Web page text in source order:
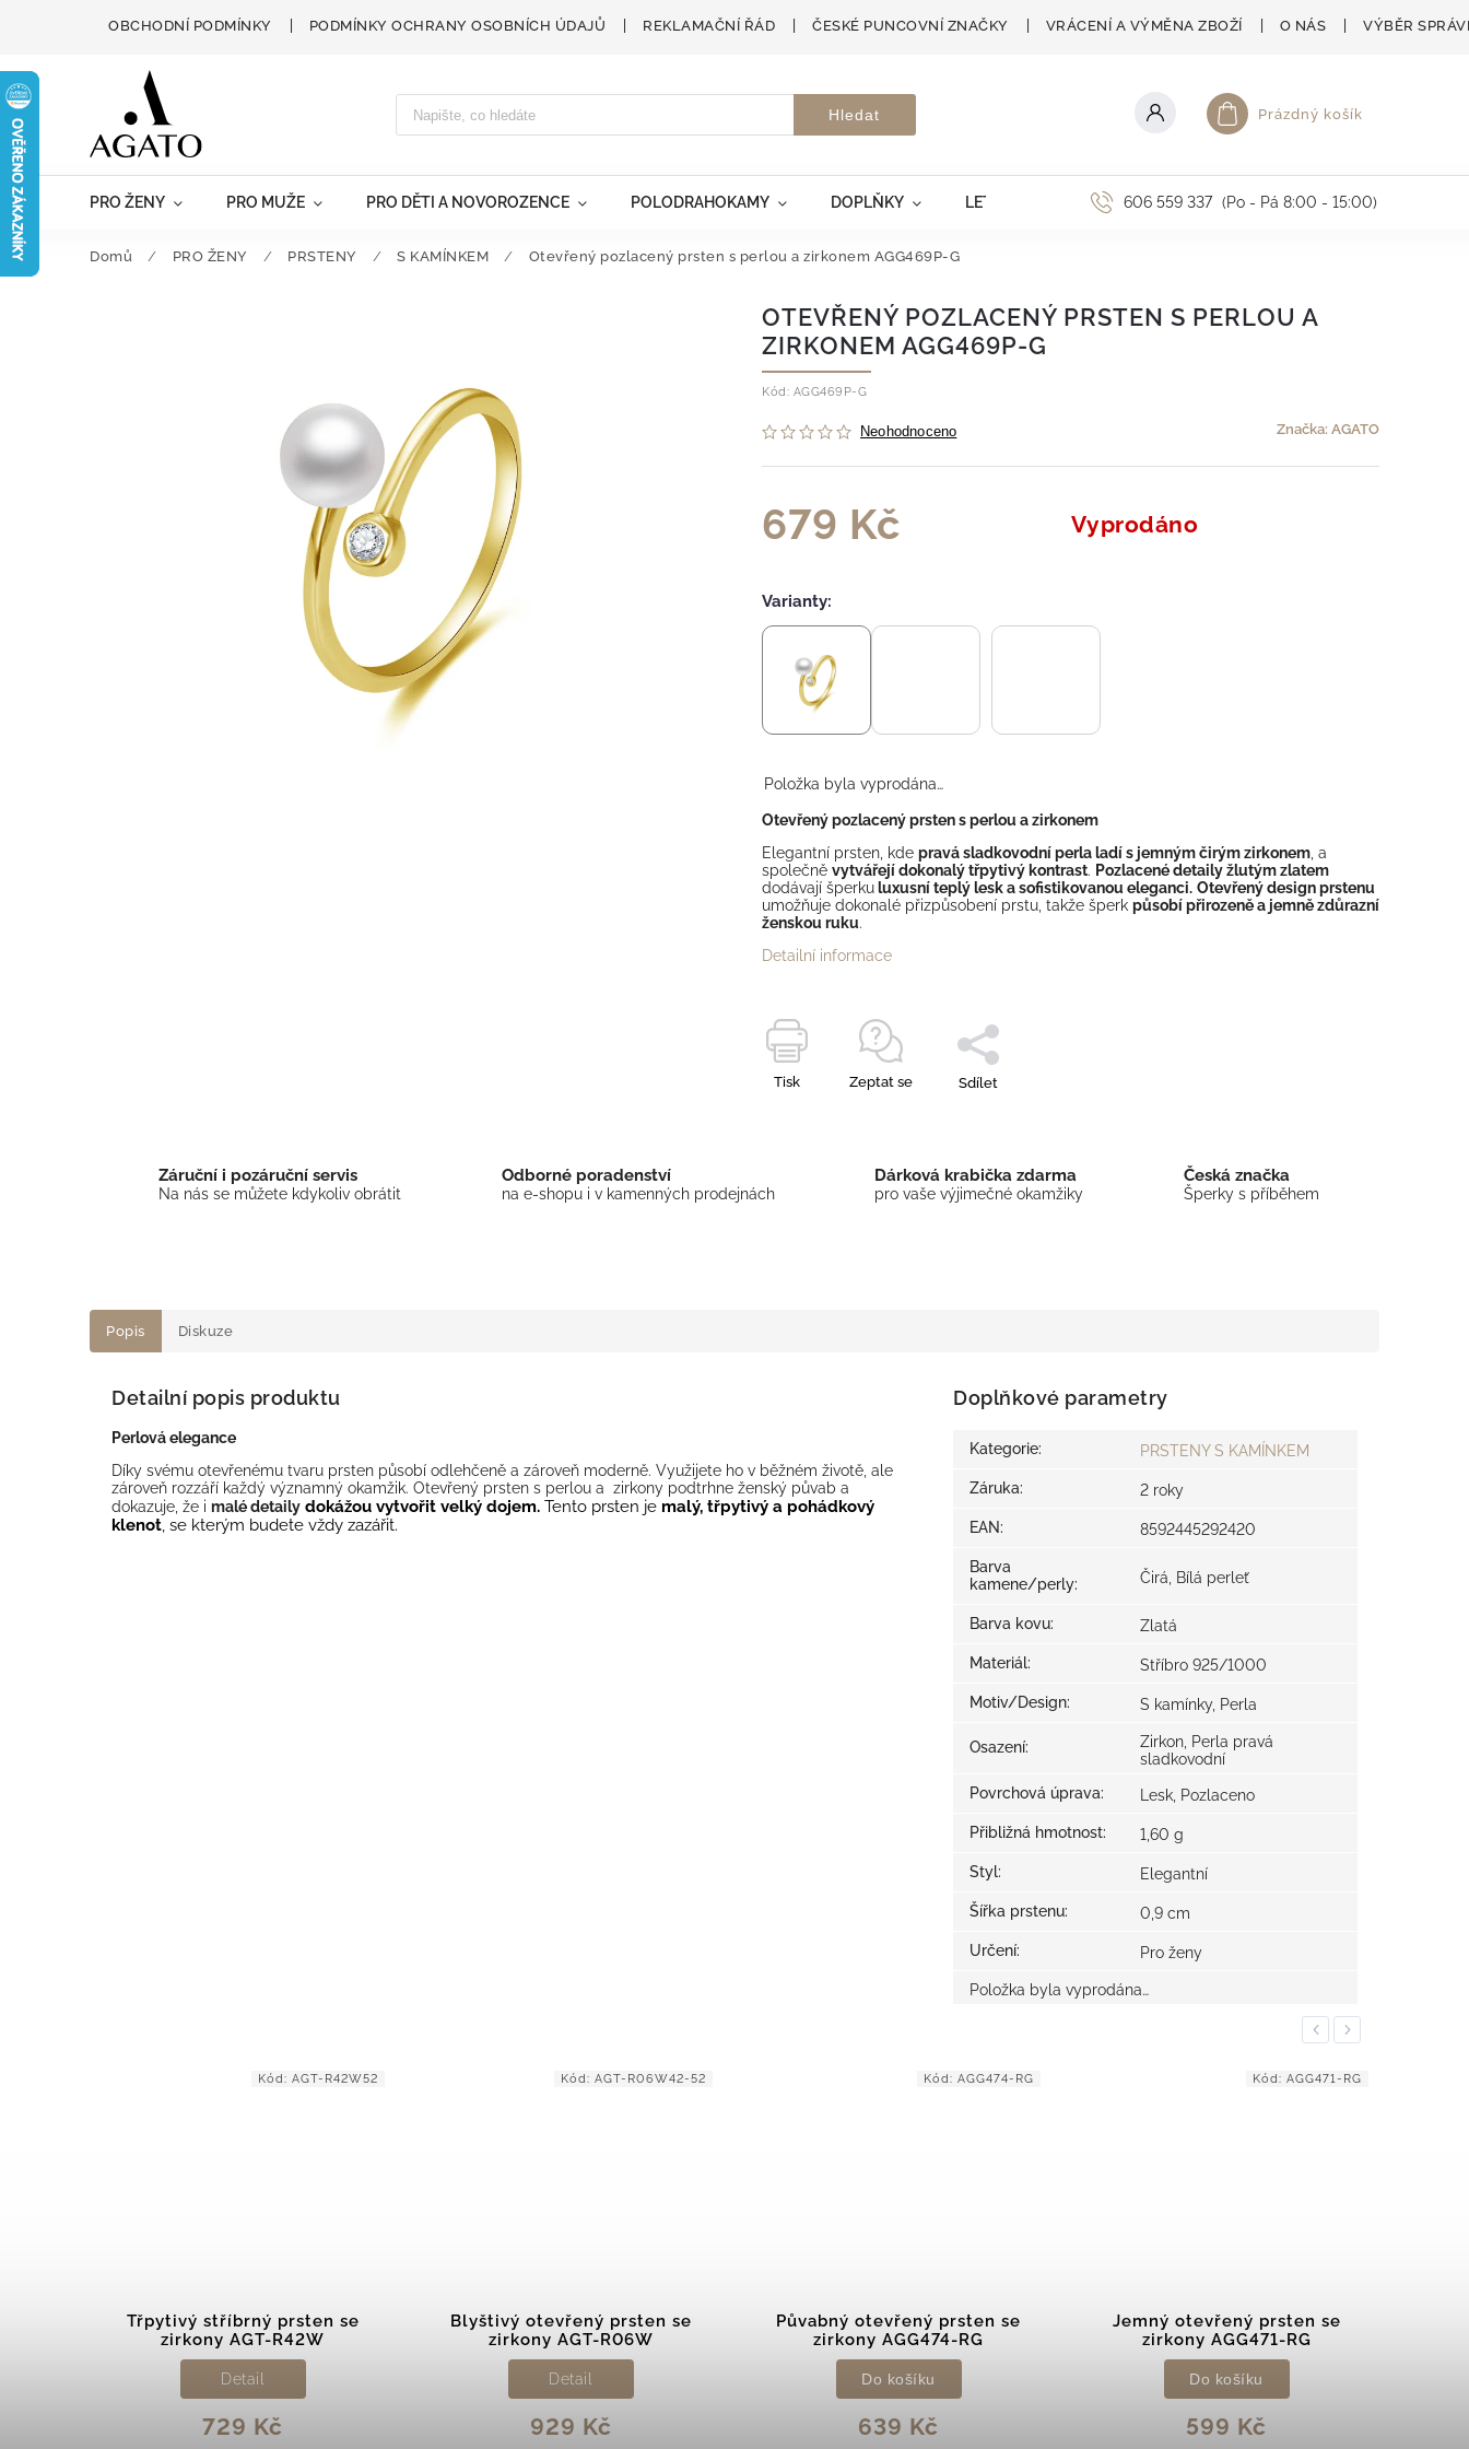
OBCHODNÍ PODMÍNKY PODMÍNKY OCHRANY OSOBNÍCH ÚDAJŮ REKLAMAČNÍ ŘÁD ČESKÉ PUNCOVNÍ ZNAČKY VRÁCENÍ A VÝMĚNA ZBOŽÍ O NÁS VÝBĚR
Hledat Nákupní košík
Prázdný košík
PRO ŽENY PRO MUŽE PRO DĚTI A NOVOROZENCE POLODRAHOKAMY DOPLŇKY LETNÍ AKCE 606 559 337 (Po - Pá 8:00 - 15:00)
Domů / PRO ŽENY / PRSTENY / S KAMÍNKEM / Otevřený pozlacený prsten s perlou a zirkonem AGG469P-G
OTEVŘENÝ POZLACENÝ PRSTEN S PERLOU A
ZIRKONEM AGG469P-G
Kód: AGG469P-G
Neohodnoceno Značka: AGATO
679 Kč Vyprodáno
Varianty:
Položka byla vyprodána…
Otevřený pozlacený prsten s perlou a zirkonem
Elegantní prsten, kde pravá sladkovodní perla ladí s jemným čirým zirkonem, a
společně vytvářejí dokonalý třpytivý kontrast. Pozlacené detaily žlutým zlatem
dodávají šperkuluxusní teplý lesk a sofistikovanou eleganci. Otevřený design prstenu
umožňuje dokonalé přizpůsobení prstu, takže šperk působí přirozeně a jemně zdůrazní
ženskou ruku.
Detailní informace
Tisk Zeptat se Sdílet
Záruční i pozáruční servis
Na nás se můžete kdykoliv obrátit
Odborné poradenství
na e-shopu i v kamenných prodejnách
Dárková krabička zdarma
pro vaše výjimečné okamžiky
Česká značka
Šperky s příběhem
Popis Diskuze
Detailní popis produktu
Perlová elegance
Díky svému otevřenému tvaru prsten působí odlehčeně a zároveň moderně. Využijete ho v běžném životě, ale
zároveň rozzáří každý významný okamžik. Otevřený prsten s perlou a zirkony podtrhne ženský půvab a
dokazuje, že i malé detaily dokážou vytvořit velký dojem. Tento prsten je malý, třpytivý a pohádkový
klenot , se kterým budete vždy zazářit.
Doplňkové parametry
Kategorie: PRSTENY S KAMÍNKEM
Záruka: 2 roky
EAN: 8592445292420
Barva
kamene/perly: Čirá, Bílá perleť
Barva kovu: Zlatá
Materiál: Stříbro 925/1000
Motiv/Design: S kamínky, Perla
Osazení:
Zirkon, Perla pravá
sladkovodní
Povrchová úprava: Lesk, Pozlaceno
Přibližná hmotnost: 1,60 g
Styl: Elegantní
Šířka prstenu: 0,9 cm
Určení: Pro ženy
Položka byla vyprodána…
Previous
Třpytivý stříbrný prsten se
zirkony AGT-R42W
729 Kč
Detail
Kód: AGT-R42W52
Blyštivý otevřený prsten se
zirkony AGT-R06W
929 Kč
Detail
Kód: AGT-R06W42-52
Půvabný otevřený prsten se
zirkony AGG474-RG
639 Kč
Do košíku
Kód: AGG474-RG
Jemný otevřený prsten se
zirkony AGG471-RG
599 Kč
Do košíku
Kód: AGG471-RG
Next